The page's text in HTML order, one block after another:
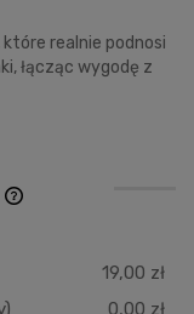
realnie podnosi
łącząc wygodę z
Cena nie zawiera
płatności
19,00 zł
0,00 zł